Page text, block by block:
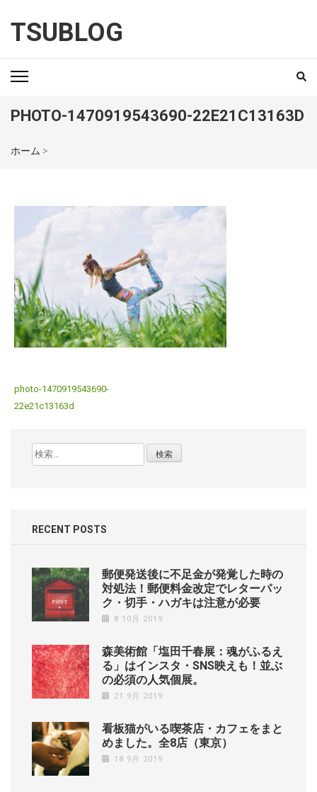
TSUBLOG
PHOTO-1470919543690-22E21C13163D
ホーム >
投
稿
photo-1470919543690-
22e21c13163d
検
索:
RECENT POSTS
郵便発送後に不足金が発覚した時の
対処法！郵便料金改定でレターパッ
ク・切手・ハガキは注意が必要
8 10月 2019
森美術館「塩田千春展：魂がふるえ
る」はインスタ・SNS映えも！並ぶ
の必須の人気個展。
21 9月 2019
看板猫がいる喫茶店・カフェをまと
めました。全8店（東京）
18 9月 2019